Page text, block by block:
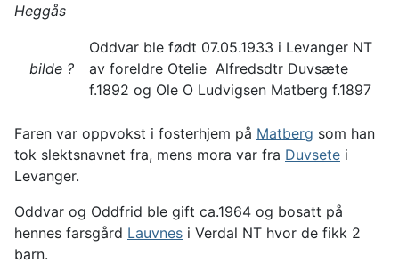
Heggås
bilde ?
Oddvar ble født 07.05.1933 i Levanger NT
av foreldre Otelie Alfredsdtr Duvsæte
f.1892 og Ole O Ludvigsen Matberg f.1897
Faren var oppvokst i fosterhjem på Matberg som han
tok slektsnavnet fra, mens mora var fra Duvsete i
Levanger.
Oddvar og Oddfrid ble gift ca.1964 og bosatt på
hennes farsgård Lauvnes i Verdal NT hvor de fikk 2
barn.